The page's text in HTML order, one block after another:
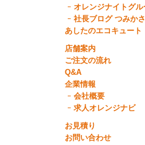
オレンジナイトグ
社長ブログ つみか
あしたのエコキュート
店舗案内
ご注文の流れ
Q&A
企業情報
会社概要
求人オレンジナビ
お見積り
お問い合わせ